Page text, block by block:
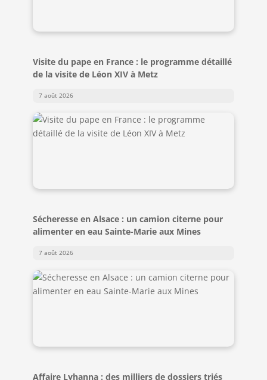
Visite du pape en France : le programme détaillé
de la visite de Léon XIV à Metz
7 août 2026
Sécheresse en Alsace : un camion citerne pour
alimenter en eau Sainte-Marie aux Mines
7 août 2026
Affaire Lyhanna : des milliers de dossiers triés